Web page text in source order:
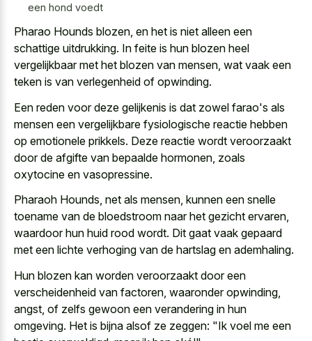
een hond voedt
Pharao Hounds blozen, en het is niet alleen een
schattige uitdrukking. In feite is hun blozen heel
vergelijkbaar met het blozen van mensen, wat vaak een
teken is van verlegenheid of opwinding.
Een reden voor deze gelijkenis is dat zowel farao's als
mensen een vergelijkbare fysiologische reactie hebben
op emotionele prikkels. Deze reactie wordt veroorzaakt
door de afgifte van bepaalde hormonen, zoals
oxytocine en vasopressine.
Pharaoh Hounds, net als mensen, kunnen een snelle
toename van de bloedstroom naar het gezicht ervaren,
waardoor hun huid rood wordt. Dit gaat vaak gepaard
met een lichte verhoging van de hartslag en ademhaling.
Hun blozen kan worden veroorzaakt door een
verscheidenheid van factoren, waaronder opwinding,
angst, of zelfs gewoon een verandering in hun
omgeving. Het is bijna alsof ze zeggen: "Ik voel me een